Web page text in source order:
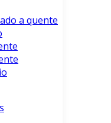
a quente